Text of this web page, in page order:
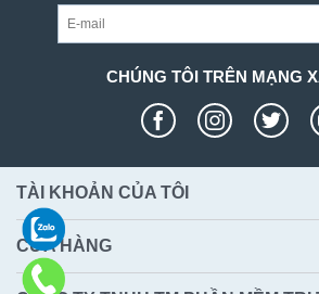
CHÚNG TÔI TRÊN MẠNG
TÀI KHOẢN CỦA TÔI
CỬA HÀNG